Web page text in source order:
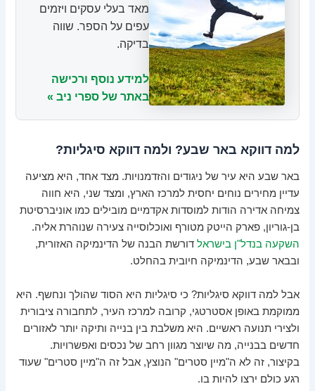
מאד בעלי עסקים ויזמים
עפים על הספר. שווה
בדיקה.
למידע נוסף ורכישה
באתר של ספרי ניב »
למה דווקא באר שבע? ולמה דווקא סיגליות?
באר שבע היא עיר של ניגודים והזדמנויות. מצד אחד, היא מציעה
עדיין מחירים נוחים יחסית למרכז הארץ, ומצד שני, היא חווה
צמיחה אדירה הודות למוסדות אקדמיים מובילים כמו אוניברסיטת
בן-גוריון, פארק הייטק מטורף ואוכלוסייה צעירה שנוהרת אליה.
השקעה בנדל"ן בישראל דורשת הבנה של הדינמיקה האזורית,
ובבאר שבע, הדינמיקה חיובית בהחלט.
אבל למה דווקא סיגליות? כי סיגליות היא הסוד שהולך ונחשף. היא
ממוקמת באופן אסטרטגי, קרובה למרכז העיר, לתחבורה ציבורית
ולצירי תנועה ראשיים. היא משלבת בין בנייה ותיקה יותר לאזורים
חדשים בבנייה, מה שיוצר מגוון רחב של נכסים ואפשרויות.
בקיצור, זה לא ה"מיין סטרים" הנוצץ, אבל זה ה"מיין סטרים" שעוד
רגע כולם ירצו להיות בו.